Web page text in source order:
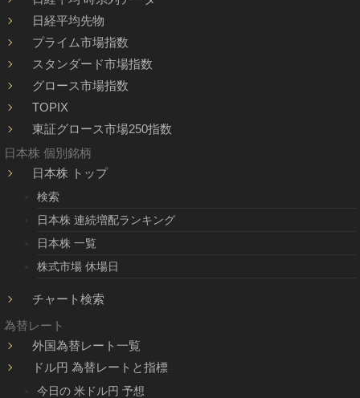
日経平均先物
プライム市場指数
スタンダード市場指数
グロース市場指数
TOPIX
東証グロース市場250指数
日本株 個別銘柄
日本株 トップ
検索
日本株 連続増配ランキング
日本株 一覧
株式市場 休場日
チャート検索
為替レート
外国為替レート一覧
ドル円 為替レートと指標
今日の 米ドル円 予想